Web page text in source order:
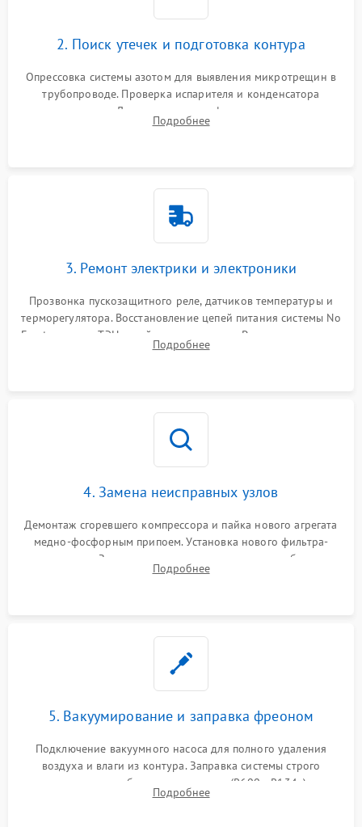
2. Поиск утечек и подготовка контура
Опрессовка системы азотом для выявления микротрещин в
трубопроводе. Проверка испарителя и конденсатора
течеискателем. Демонтаж старого фильтра-осушителя и
продувка капиллярной трубки для устранения засоров.
Подробнее
3. Ремонт электрики и электроники
Прозвонка пускозащитного реле, датчиков температуры и
терморегулятора. Восстановление цепей питания системы No
Frost, включая ТЭН оттайки и вентилятор. Ремонт или замена
платы управления при сбоях алгоритмов.
Подробнее
4. Замена неисправных узлов
Демонтаж сгоревшего компрессора и пайка нового агрегата
медно-фосфорным припоем. Установка нового фильтра-
осушителя. Замена изношенных вентиляторов обдува,
сломанных заслонок или поврежденных дверных петель.
Подробнее
5. Вакуумирование и заправка фреоном
Подключение вакуумного насоса для полного удаления
воздуха и влаги из контура. Заправка системы строго
дозированным объемом хладагента (R600a, R134a) по
электронным весам. Контроль рабочего давления в системе.
Подробнее